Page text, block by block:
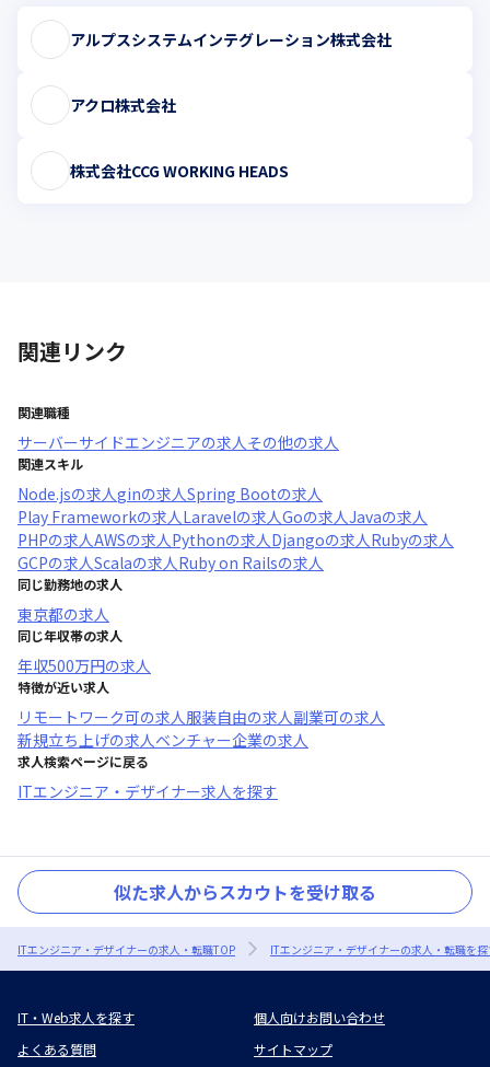
アルプスシステムインテグレーション株式会社
アクロ株式会社
株式会社CCG WORKING HEADS
関連リンク
関連職種
サーバーサイドエンジニアの求人その他の求人
関連スキル
Node.jsの求人ginの求人Spring Bootの求人
Play Frameworkの求人Laravelの求人Goの求人Javaの求人
PHPの求人AWSの求人Pythonの求人Djangoの求人Rubyの求人
GCPの求人Scalaの求人Ruby on Railsの求人
同じ勤務地の求人
東京都の求人
同じ年収帯の求人
年収500万円の求人
特徴が近い求人
リモートワーク可の求人服装自由の求人副業可の求人
新規立ち上げの求人ベンチャー企業の求人
求人検索ページに戻る
ITエンジニア・デザイナー求人を探す
似た求人からスカウトを受け取る
ITエンジニア・デザイナーの求人・転職TOP ITエンジニア・デザイナーの求人・転職を
IT・Web求人を探す
個人向けお問い合わせ
よくある質問
サイトマップ